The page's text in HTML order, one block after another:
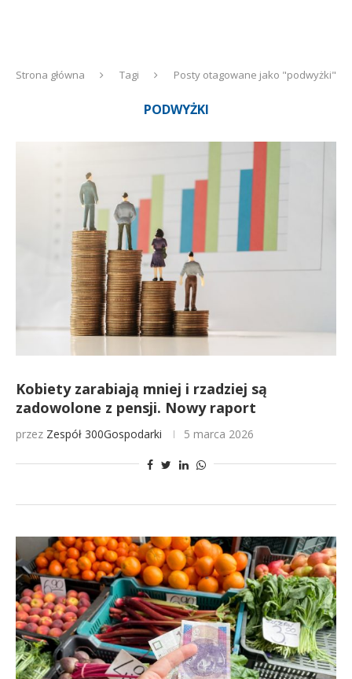
Strona główna Tagi Posty otagowane jako "podwyżki"
PODWYŻKI
Kobiety zarabiają mniej i rzadziej są
zadowolone z pensji. Nowy raport
przez Zespół 300Gospodarki 5 marca 2026